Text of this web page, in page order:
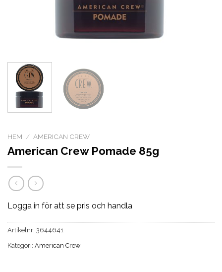
HEM / AMERICAN CREW
American Crew Pomade 85g
Logga in för att se pris och handla
Artikelnr: 3644641
Kategori: American Crew